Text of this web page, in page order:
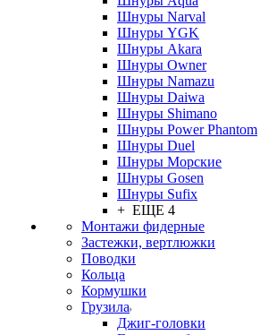
Шнуры Narval
Шнуры YGK
Шнуры Akara
Шнуры Owner
Шнуры Namazu
Шнуры Daiwa
Шнуры Shimano
Шнуры Power Phantom
Шнуры Duel
Шнуры Морские
Шнуры Gosen
Шнуры Sufix
+ ЕЩЕ 4
Монтажи фидерные
Застежки, вертлюжки
Поводки
Кольца
Кормушки
Грузила
Джиг-головки